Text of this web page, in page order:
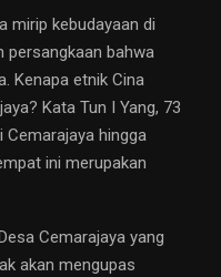
mirip kebudayaan di
persangkaan bahwa
Kenapa etnik Cina
Kata Tun I Yang, 73
Cemarajaya hingga
ini merupakan
Cemarajaya yang
akan mengupas